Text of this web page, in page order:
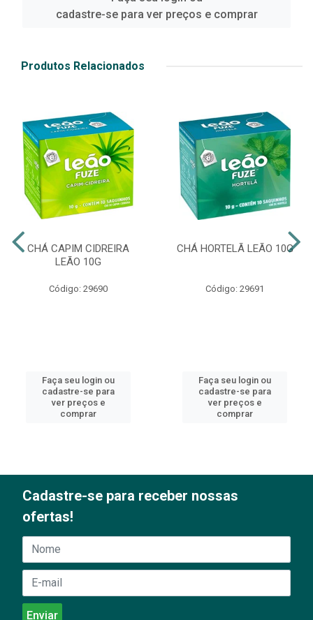
cadastre-se para ver preços e comprar
Produtos Relacionados
CHÁ CAPIM CIDREIRA
LEÃO 10G
Código: 29690
Faça seu login ou
cadastre-se para
ver preços e
comprar
CHÁ HORTELÃ LEÃO 10G
Código: 29691
Faça seu login ou
cadastre-se para
ver preços e
comprar
Cadastre-se para receber nossas
ofertas!